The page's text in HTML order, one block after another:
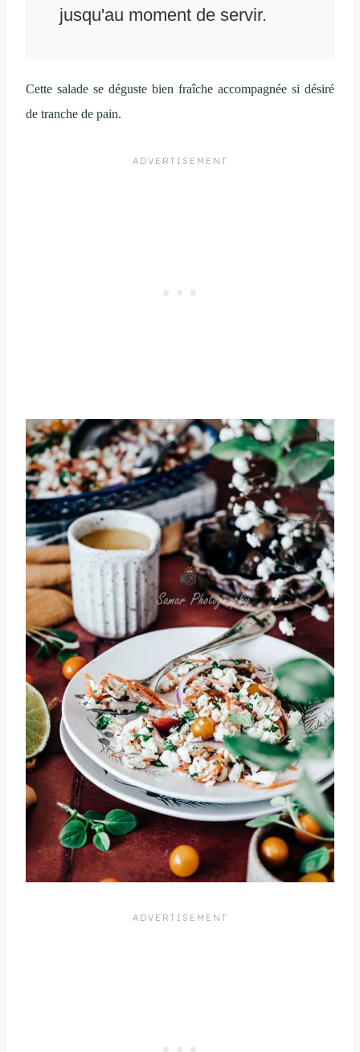
jusqu'au moment de servir.
Cette salade se déguste bien fraîche accompagnée si désiré
de tranche de pain.